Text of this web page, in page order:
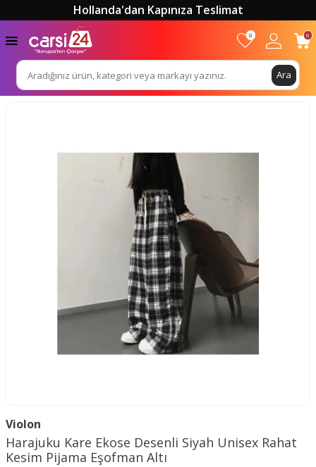
Hollanda'dan Kapınıza Teslimat
Ara
0 0
Violon
Harajuku Kare Ekose Desenli Siyah Unisex Rahat
Kesim Pijama Eşofman Altı